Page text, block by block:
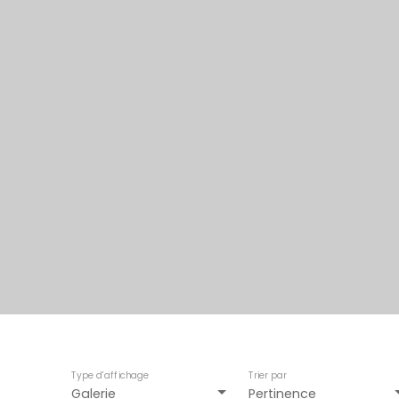
Galerie
Type d'affichage
Pertinence
Trier par